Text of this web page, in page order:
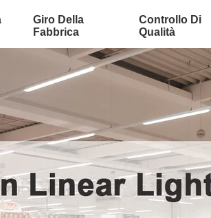
Giro Della
Fabbrica
Controllo Di
Qualità